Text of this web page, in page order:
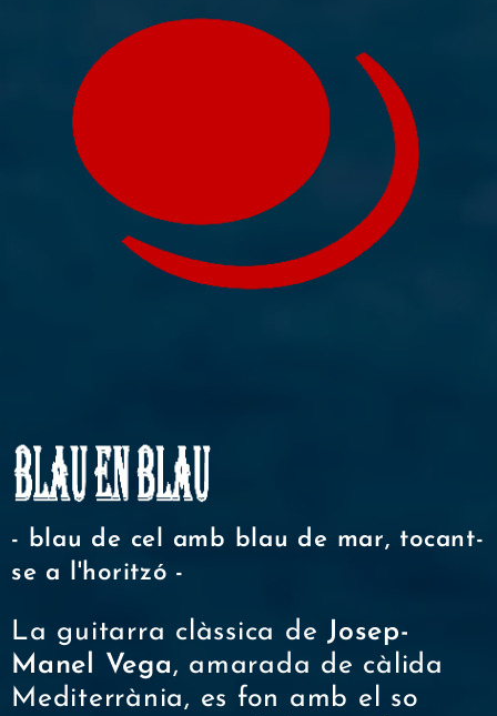
- blau de cel amb blau de mar, tocant-
se a l'horitzó -
La guitarra clàssica de Josep-
Manel Vega, amarada de càlida
Mediterrània, es fon amb el so